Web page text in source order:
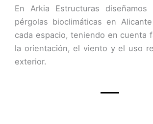
En Arkia Estructuras diseñamos
pérgolas bioclimáticas en
cada espacio, teniendo en cuenta
la orientación, el viento y el uso
exterior.